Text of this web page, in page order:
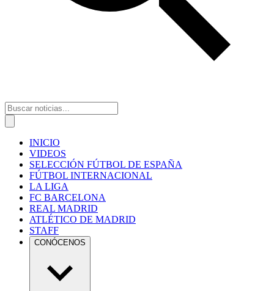
INICIO
VIDEOS
SELECCIÓN FÚTBOL DE ESPAÑA
FÚTBOL INTERNACIONAL
LA LIGA
FC BARCELONA
REAL MADRID
ATLÉTICO DE MADRID
STAFF
CONÓCENOS